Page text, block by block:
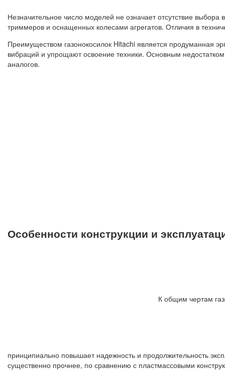
Незначительное число моделей не означает отсутствие выбора
триммеров и оснащенных колесами агрегатов. Отличия в
Преимуществом газонокосилок Hitachi является продуманная
вибраций и упрощают освоение техники. Основным
аналогов.
Особенности конструкции и
К общим чертам
принципиально повышает надежность и продолжительность
существенно прочнее, по сравнению с пластмассовыми